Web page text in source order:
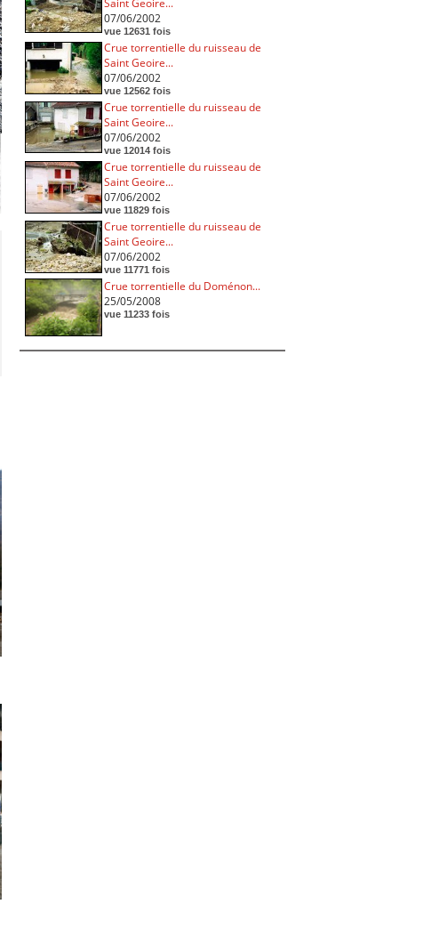
07/06/2002
vue 12631 fois
Crue torrentielle du ruisseau de
Saint Geoire...
07/06/2002
vue 12562 fois
Crue torrentielle du ruisseau de
Saint Geoire...
07/06/2002
vue 12014 fois
Crue torrentielle du ruisseau de
Saint Geoire...
07/06/2002
vue 11829 fois
Crue torrentielle du ruisseau de
Saint Geoire...
07/06/2002
vue 11771 fois
Crue torrentielle du Doménon...
25/05/2008
vue 11233 fois